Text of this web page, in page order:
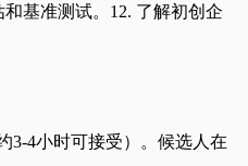
基准测试。12. 了解初创企
3-4小时可接受）。候选人在